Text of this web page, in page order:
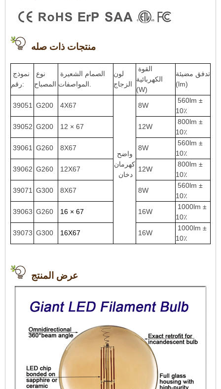
منتجات ذات صله
نموذج
رقم:
نوع
المصباح
الصمام الشعيرة
لون
الزجاج
القوة
الكهربائية
(W)
تدفق مضيئة
(lm)
39051 G200 4X67
واضح
كهرمان
دخان
8W
560lm ±
10٪
39052 G200 12 × 67 12W
800lm ±
10٪
39061
G260 8X67 8W
560lm ±
10٪
39062 G260 12X67 12W
800lm ±
10٪
39071
G300 8X67 8W
560lm ±
10٪
39063 G260 16 × 67 16W
1000lm ±
10٪
39073 G300 16X67 16W
1000lm ±
10٪
عرض المنتج